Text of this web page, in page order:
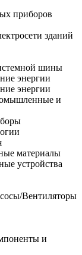
приборов
зданий
шины
энергии
энергии
и
материалы
устройства
Вентиляторы
и